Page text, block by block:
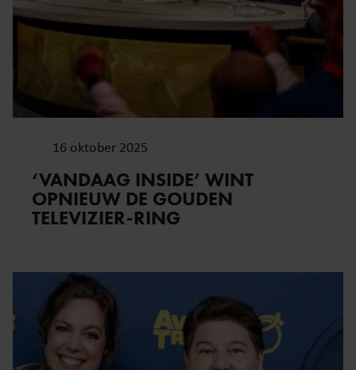
16 oktober 2025
‘VANDAAG INSIDE’ WINT
OPNIEUW DE GOUDEN
TELEVIZIER-RING